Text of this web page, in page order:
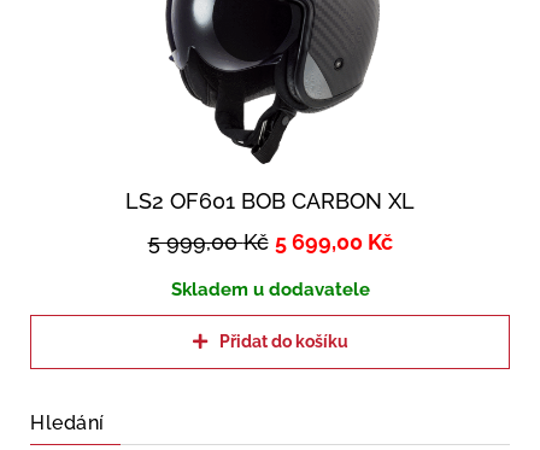
LS2 OF601 BOB CARBON XL
5 999,00Kč 5 699,00 Kč
Skladem u dodavatele
Přidat do košíku
Hledání